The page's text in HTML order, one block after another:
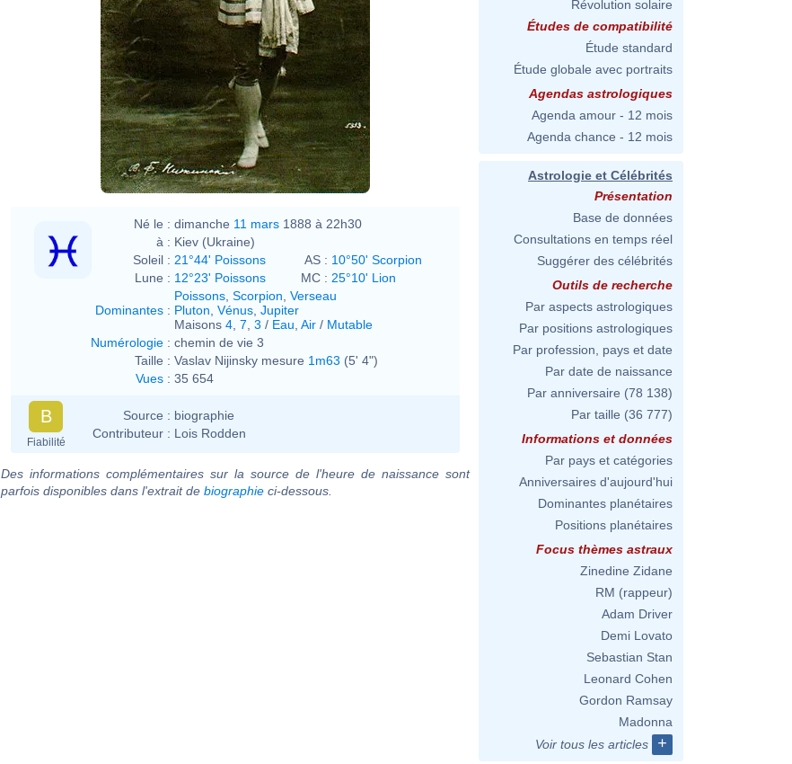
Né le : dimanche 11 mars 1888 à 22h30
à : Kiev (Ukraine)
Soleil : 21°44' Poissons AS : 10°50' Scorpion
Lune : 12°23' Poissons MC : 25°10' Lion
Dominantes :
Poissons Scorpion Verseau
Pluton Vénus Jupiter
Maisons 4 7 3 / Eau Air / Mutable
Numérologie : chemin de vie 3
Taille : Vaslav Nijinsky mesure 1m63 (5' 4")
Vues : 35 654
B
Fiabilité
Source : biographie
Contributeur : Lois Rodden
Des informations complémentaires sur la source de l'heure de naissance sont
parfois disponibles dans l'extrait de biographie ci-dessous.
Révolution solaire
Études de compatibilité
Étude standard
Étude globale avec portraits
Agendas astrologiques
Agenda amour - 12 mois
Agenda chance - 12 mois
Astrologie et Célébrités
Présentation
Base de données
Consultations en temps réel
Suggérer des célébrités
Outils de recherche
Par aspects astrologiques
Par positions astrologiques
Par profession, pays et date
Par date de naissance
Par anniversaire (78 138)
Par taille (36 777)
Informations et données
Par pays et catégories
Anniversaires d'aujourd'hui
Dominantes planétaires
Positions planétaires
Focus thèmes astraux
Zinedine Zidane
RM (rappeur)
Adam Driver
Demi Lovato
Sebastian Stan
Leonard Cohen
Gordon Ramsay
Madonna
Voir tous les articles
+